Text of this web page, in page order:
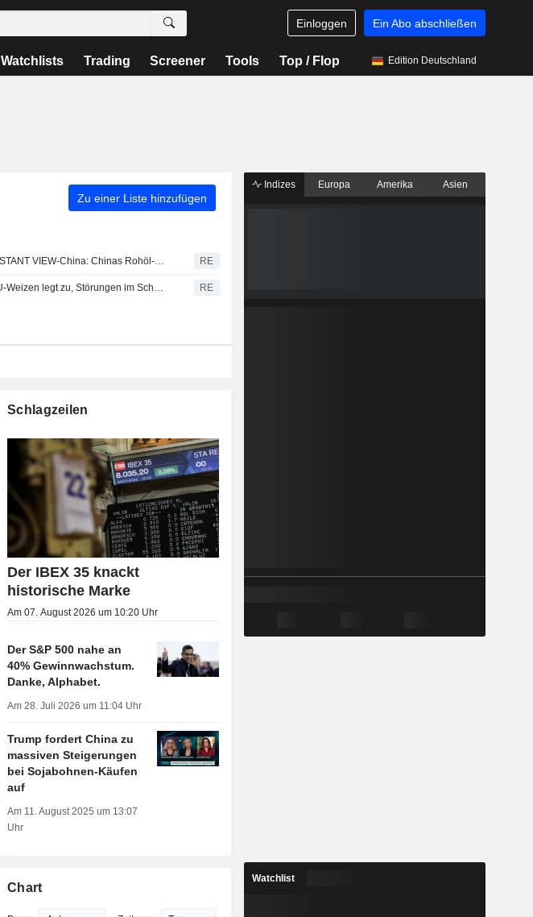
Einloggen Ein Abo abschließen
Watchlists Trading Screener Tools Top / Flop Edition Deutschland
Zu einer Liste hinzufügen
INSTANT VIEW-China: Chinas Rohöl- und Sojaimporte sinken im Juli im Jahresvergleich RE
EU-Weizen legt zu, Störungen im Schwarzen Meer rücken in den Fokus RE
Schlagzeilen
Der IBEX 35 knackt
historische Marke
Am 07. August 2026 um 10:20 Uhr
Der S&P 500 nahe an
40% Gewinnwachstum.
Danke, Alphabet.
Am 28. Juli 2026 um 11:04 Uhr
Trump fordert China zu
massiven Steigerungen
bei Sojabohnen-Käufen
auf
Am 11. August 2025 um 13:07
Uhr
Chart
Indizes Europa Amerika Asien
Watchlist